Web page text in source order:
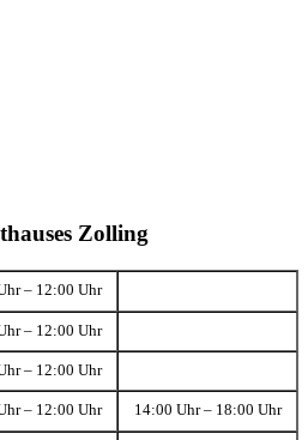
Zolling
– 12:00 Uhr
– 12:00 Uhr
– 12:00 Uhr
– 12:00 Uhr 14:00 Uhr – 18:00 Uhr